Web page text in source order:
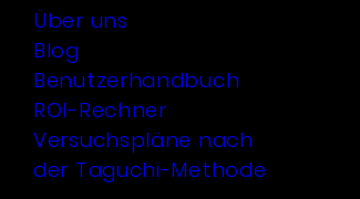
Über uns
Blog
Benutzerhandbuch
ROI-Rechner
Versuchspläne nach
der Taguchi-Methode